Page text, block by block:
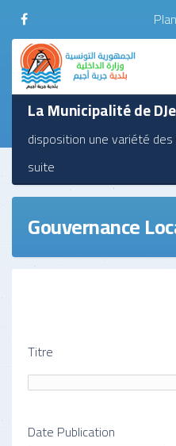
La Municipalité de
disposition une variété
suite
Gouvernance
Titre
Date Publication